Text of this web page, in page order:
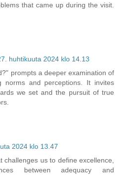
that came up during the visit.
huhtikuuta 2024 klo 14.13
prompts a deeper examination of
norms and perceptions. It invites
we set and the pursuit of true
2024 klo 13.47
challenges us to define excellence,
between adequacy and